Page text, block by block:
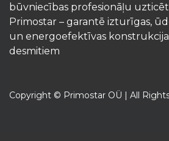
būvniecības profesionāļu
Primostar – garantē izturīgas,
un energoefektīvas
desmitiem
Copyright © Primostar OÜ | All